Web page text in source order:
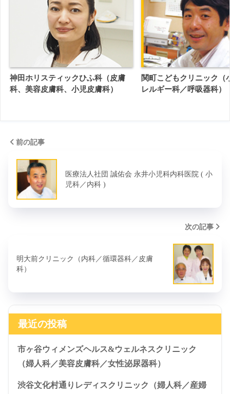
神田ホリスティックひふ科（皮膚
科、美容皮膚科、小児皮膚科）
関町こどもクリニック（
レルギー科／呼吸器科）
前の記事
医療法人社団 誠佑会 永井小児科内科医院 ( 小
児科／内科 )
次の記事
明大前クリニック（内科／循環器科／皮膚
科）
最近の投稿
市ヶ谷ウィメンズヘルス&ウェルネスクリニック
（婦人科／美容皮膚科／女性泌尿器科）
渋谷文化村通りレディスクリニック（婦人科／産婦